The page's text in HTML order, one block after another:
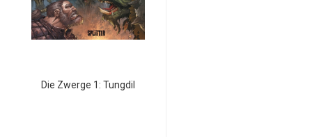
Die Zwerge 1: Tungdil